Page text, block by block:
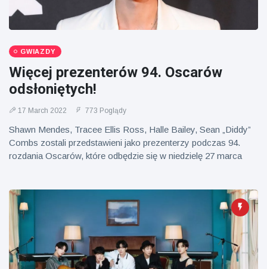
GWIAZDY
Więcej prezenterów 94. Oscarów
odsłoniętych!
17 March 2022 773 Poglądy
Shawn Mendes, Tracee Ellis Ross, Halle Bailey, Sean „Diddy”
Combs zostali przedstawieni jako prezenterzy podczas 94.
rozdania Oscarów, które odbędzie się w niedzielę 27 marca